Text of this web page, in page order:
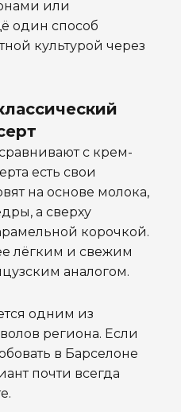
или
один способ
культурой через
с крем-
есть свои
на основе молока,
а сверху
корочкой.
лёгким и свежим
аналогом.
одним из
региона. Если
в Барселоне
почти всегда